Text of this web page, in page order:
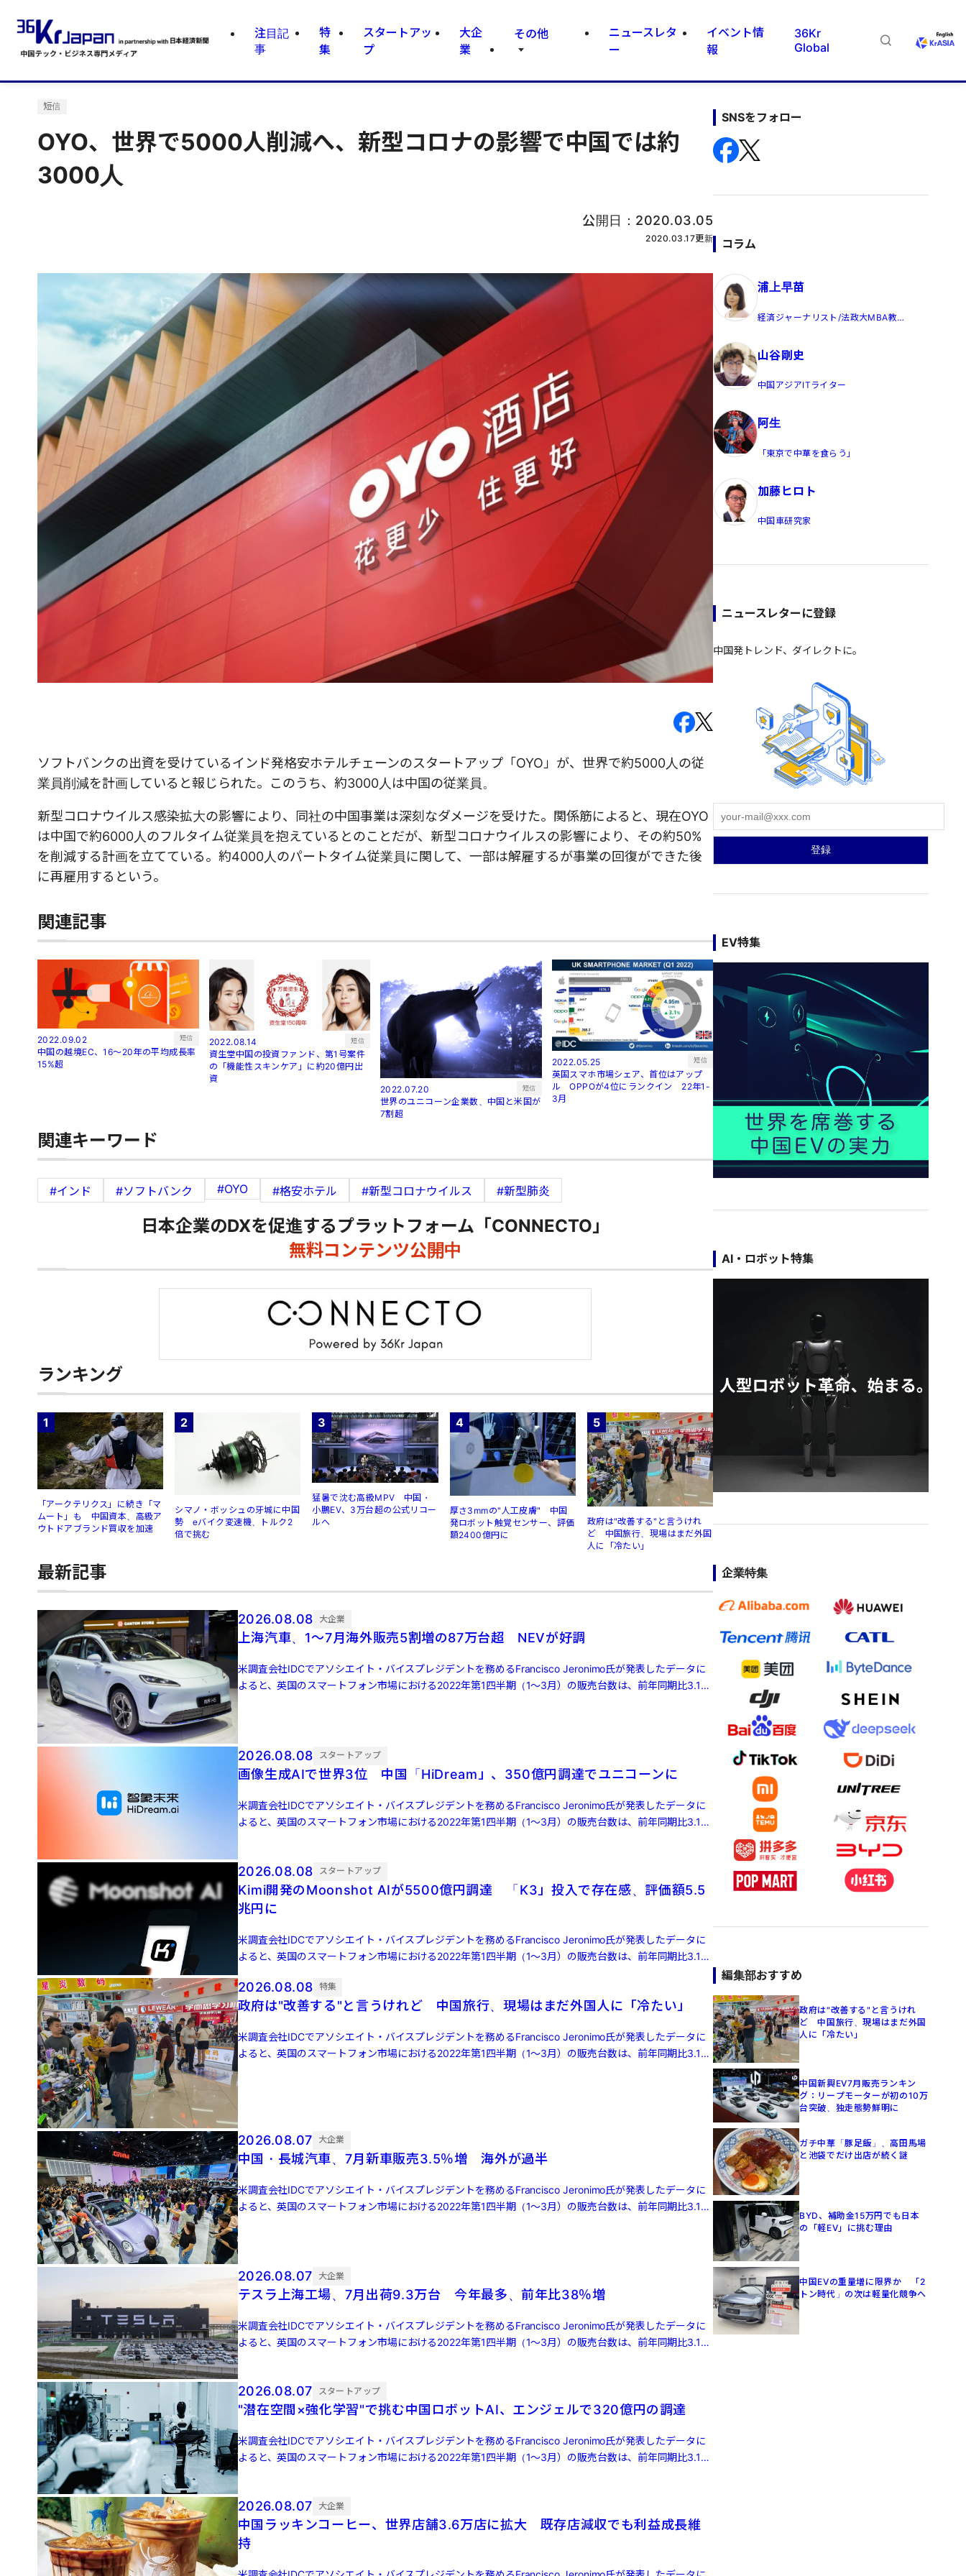
注目記
事
特
集
スタートアッ
プ
大企
業
その他
ニュースレタ
ー
イベント情
報
36Kr
Global
短信
OYO、世界で5000人削減へ、新型コロナの影響で中国では約
3000人
公開日： 2020.03.05
2020.03.17更新
ソフトバンクの出資を受けているインド発格安ホテルチェーンのスタートアップ「OYO」が、世界で約5000人の従
業員削減を計画していると報じられた。このうち、約3000人は中国の従業員。
新型コロナウイルス感染拡大の影響により、同社の中国事業は深刻なダメージを受けた。関係筋によると、現在OYO
は中国で約6000人のフルタイム従業員を抱えているとのことだが、新型コロナウイルスの影響により、その約50%
を削減する計画を立てている。約4000人のパートタイム従業員に関して、一部は解雇するが事業の回復ができた後
に再雇用するという。
関連記事
2022.09.02 短信
中国の越境EC、16～20年の平均成長率
15%超
2022.08.14 短信
資生堂中国の投資ファンド、第1号案件
の「機能性スキンケア」に約20億円出
資
2022.07.20
短信
世界のユニコーン企業数、中国と米国が
7割超
2022.05.25 短信
英国スマホ市場シェア、首位はアップ
ル OPPOが4位にランクイン 22年1-
3月
関連キーワード
#インド #ソフトバンク #OYO #格安ホテル #新型コロナウイルス #新型肺炎
日本企業のDXを促進するプラットフォーム「CONNECTO」
無料コンテンツ公開中
ランキング
1
「アークテリクス」に続き「マ
ムート」も 中国資本、高級ア
ウトドアブランド買収を加速
2
シマノ・ボッシュの牙城に中国
勢 eバイク変速機、トルク2
倍で挑む
3
猛暑で沈む高級MPV 中国・
小鵬EV、3万台超の公式リコー
ルへ
4
厚さ3mmの"人工皮膚" 中国
発ロボット触覚センサー、評価
額2400億円に
5
政府は"改善する"と言うけれ
ど 中国旅行、現場はまだ外国
人に「冷たい」
最新記事
2026.08.08 大企業
上海汽車、1～7月海外販売5割増の87万台超 NEVが好調
米調査会社IDCでアソシエイト・バイスプレジデントを務めるFrancisco Jeronimo氏が発表したデータに
よると、英国のスマートフォン市場における2022年第1四半期（1～3月）の販売台数は、前年同期比3.1%
増 […]
2026.08.08 スタートアップ
画像生成AIで世界3位 中国「HiDream」、350億円調達でユニコーンに
米調査会社IDCでアソシエイト・バイスプレジデントを務めるFrancisco Jeronimo氏が発表したデータに
よると、英国のスマートフォン市場における2022年第1四半期（1～3月）の販売台数は、前年同期比3.1%
2026.08.08 スタートアップ
Kimi開発のMoonshot AIが5500億円調達 「K3」投入で存在感、評価額5.5
兆円に
米調査会社IDCでアソシエイト・バイスプレジデントを務めるFrancisco Jeronimo氏が発表したデータに
よると、英国のスマートフォン市場における2022年第1四半期（1～3月）の販売台数は、前年同期比3.1%
増 […]
2026.08.08 特集
政府は"改善する"と言うけれど 中国旅行、現場はまだ外国人に「冷たい」
米調査会社IDCでアソシエイト・バイスプレジデントを務めるFrancisco Jeronimo氏が発表したデータに
よると、英国のスマートフォン市場における2022年第1四半期（1～3月）の販売台数は、前年同期比3.1%
増 […]
2026.08.07 大企業
中国・長城汽車、7月新車販売3.5％増 海外が過半
米調査会社IDCでアソシエイト・バイスプレジデントを務めるFrancisco Jeronimo氏が発表したデータに
よると、英国のスマートフォン市場における2022年第1四半期（1～3月）の販売台数は、前年同期比3.1%
増 […]
2026.08.07 大企業
テスラ上海工場、7月出荷9.3万台 今年最多、前年比38％増
米調査会社IDCでアソシエイト・バイスプレジデントを務めるFrancisco Jeronimo氏が発表したデータに
よると、英国のスマートフォン市場における2022年第1四半期（1～3月）の販売台数は、前年同期比3.1%
増 […]
2026.08.07 スタートアップ
"潜在空間×強化学習"で挑む中国ロボットAI、エンジェルで320億円の調達
米調査会社IDCでアソシエイト・バイスプレジデントを務めるFrancisco Jeronimo氏が発表したデータに
よると、英国のスマートフォン市場における2022年第1四半期（1～3月）の販売台数は、前年同期比3.1%
増 […]
2026.08.07 大企業
中国ラッキンコーヒー、世界店舗3.6万店に拡大 既存店減収でも利益成長維
持
SNSをフォロー
コラム
浦上早苗
経済ジャーナリスト/法政大MBA教
山谷剛史
中国アジアITライター
阿生
「東京で中華を食らう」
加藤ヒロト
中国車研究家
ニュースレターに登録
中国発トレンド、ダイレクトに。
EV特集
AI・ロボット特集
企業特集
編集部おすすめ
政府は"改善する"と言うけれ
ど 中国旅行、現場はまだ外国
人に「冷たい」
中国新興EV7月販売ランキン
グ：リープモーターが初の10万
台突破、独走態勢鮮明に
ガチ中華「豚足飯」、高田馬場
と池袋でだけ出店が続く謎
BYD、補助金15万円でも日本
の「軽EV」に挑む理由
中国EVの重量増に限界か 「2
トン時代」の次は軽量化競争へ